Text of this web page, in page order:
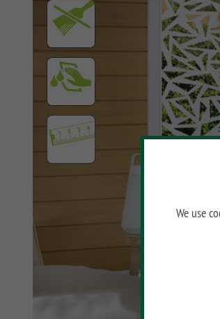
We use
SYSTEM ALU XL
SYSTEM ALU PLUS
SYSTEM RHOMBUS
SYSTEM FLOW
SYSTEM NEO WPC
PLATINUM
SYSTEM WPC
PLATINUM
SYSTEM WPC XL
SYSTEM WPC CLASSIC
SYSTEM LICHT